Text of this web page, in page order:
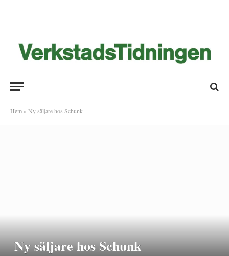
Hem » Ny säljare hos Schunk
Ny säljare hos Schunk